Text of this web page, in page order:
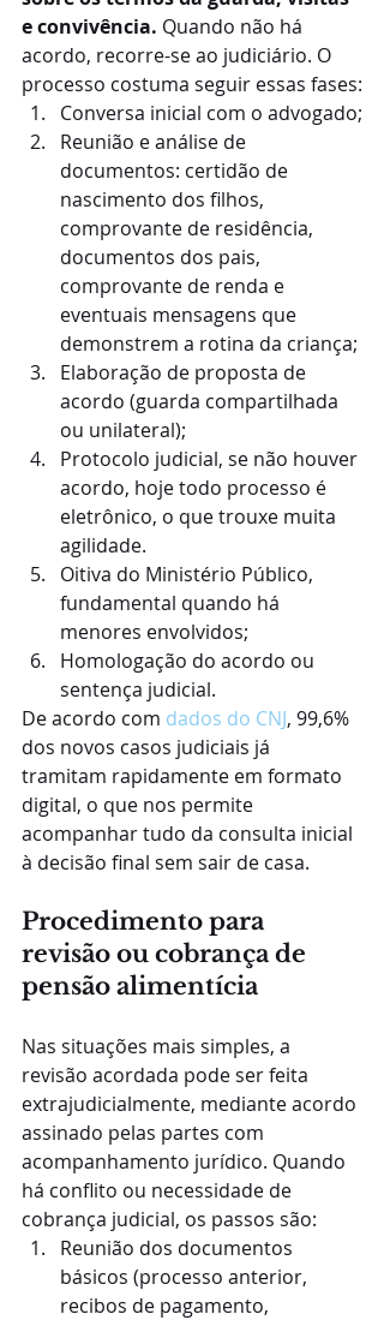
e convivência. Quando não há
acordo, recorre-se ao judiciário. O
processo costuma seguir essas fases:
Conversa inicial com o advogado;
Reunião e análise de
documentos: certidão de
nascimento dos filhos,
comprovante de residência,
documentos dos pais,
comprovante de renda e
eventuais mensagens que
demonstrem a rotina da criança;
Elaboração de proposta de
acordo (guarda compartilhada
ou unilateral);
Protocolo judicial, se não houver
acordo, hoje todo processo é
eletrônico, o que trouxe muita
agilidade.
Oitiva do Ministério Público,
fundamental quando há
menores envolvidos;
Homologação do acordo ou
sentença judicial.
De acordo com dados do CNJ, 99,6%
dos novos casos judiciais já
tramitam rapidamente em formato
digital, o que nos permite
acompanhar tudo da consulta inicial
à decisão final sem sair de casa.
Procedimento para
revisão ou cobrança de
pensão alimentícia
Nas situações mais simples, a
revisão acordada pode ser feita
extrajudicialmente, mediante acordo
assinado pelas partes com
acompanhamento jurídico. Quando
há conflito ou necessidade de
cobrança judicial, os passos são:
Reunião dos documentos
básicos (processo anterior,
recibos de pagamento,